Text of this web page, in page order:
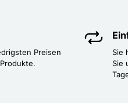
Preisen
Sie
Sie